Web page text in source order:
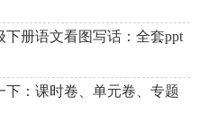
下册语文看图写话：全套ppt
下：课时卷、单元卷、专题